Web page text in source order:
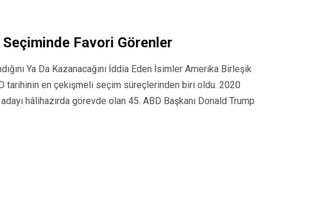
Seçiminde Favori Görenler
Ya Da Kazanacağını İddia Eden İsimler Amerika Birleşik
tarihinin en çekişmeli seçim süreçlerinden biri oldu. 2020
hâlihazırda görevde olan 45. ABD Başkanı Donald Trump